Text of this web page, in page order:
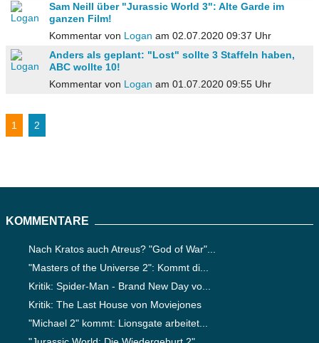
Sam Neill über "Jurassic World 3": Alte Garde im
ganzen Film!
Kommentar von Logan am 02.07.2020 09:37 Uhr
Anders als geplant: "Lost" sollte 3 Staffeln haben,
ABC wollte 10!
Kommentar von Logan am 01.07.2020 09:55 Uhr
1 2
KOMMENTARE
Nach Kratos auch Atreus? "God of War"...
"Masters of the Universe 2": Kommt di...
Kritik: Spider-Man - Brand New Day vo...
Kritik: The Last House von Moviejones
"Michael 2" kommt: Lionsgate arbeitet...